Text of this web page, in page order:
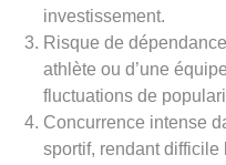
investissement.
Risque de
athlète ou d’une
fluctuations de
Concurrence intense
sportif, rendant